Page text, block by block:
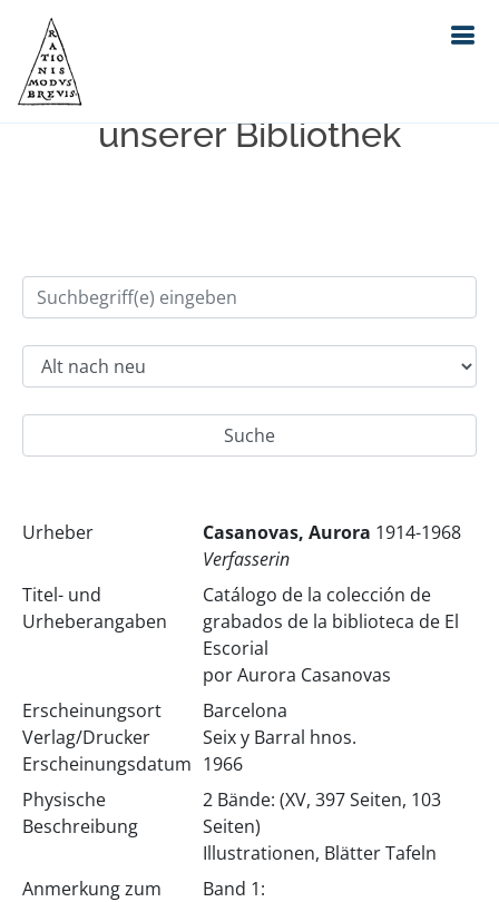
Einfache Suche im Bestand
unserer Bibliothek
Urheber Casanovas, Aurora 1914-1968
Verfasserin
Titel- und
Urheberangaben
Catálogo de la colección de
grabados de la biblioteca de El
Escorial
por Aurora Casanovas
Erscheinungsort
Verlag/Drucker
Erscheinungsdatum
Barcelona
Seix y Barral hnos.
1966
Physische
Beschreibung
2 Bände: (XV, 397 Seiten, 103
Seiten)
Illustrationen, Blätter Tafeln
Anmerkung zum
Band 1: